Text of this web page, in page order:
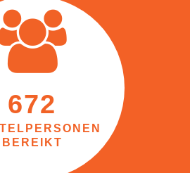
672
BEREIKT